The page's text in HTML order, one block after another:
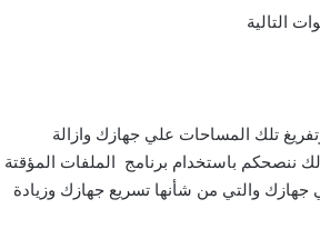
التالية
تلك المساحات علي جهازك وازالة
ننصحكم باستخدام برنامج الملفات المؤقتة
والتي من شأنها تسريع جهازك وزيادة